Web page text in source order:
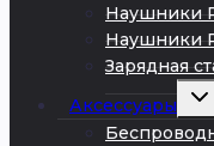
Наушники
Наушники
Зарядная
Аксессуары